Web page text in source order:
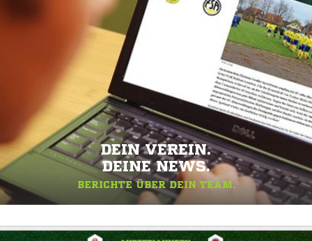
DEIN VEREIN.
DEINE NEWS.
BERICHTE ÜBER DEIN TEAM.